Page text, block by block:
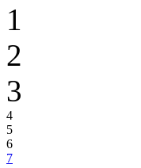
1
2
3
4
5
6
7